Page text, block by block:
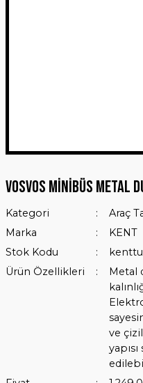
Vosvos Minibüs Metal
Kategori
Araç
Marka
KENT
Stok Kodu
Ürün Özellikleri
Metal
ve